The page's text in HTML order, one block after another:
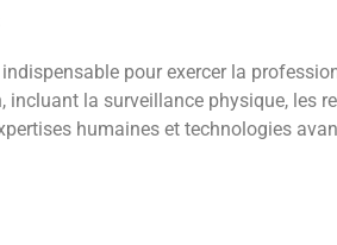
pour exercer la
la surveillance physique, les
humaines et technologies